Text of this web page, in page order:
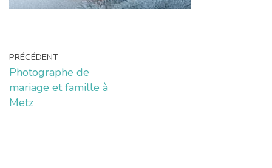
PRÉCÉDENT
Photographe de
mariage et famille à
Metz